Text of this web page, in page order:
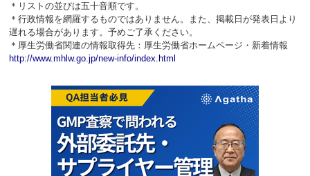
＊リストの並びは五十音順です。
＊行政情報を網羅するものではありません。また、掲載日が発表日より
遅れる場合があります。予めご了承ください。
＊厚生労働省関連の情報取得先：厚生労働省ホームページ・新着情報
http://www.mhlw.go.jp/new-info/index.html